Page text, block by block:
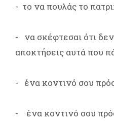
- το να πουλάς το
- να σκέφτεσαι ότι
αποκτήσεις αυτά που
- ένα κοντινό σου
- ένα κοντινό σου